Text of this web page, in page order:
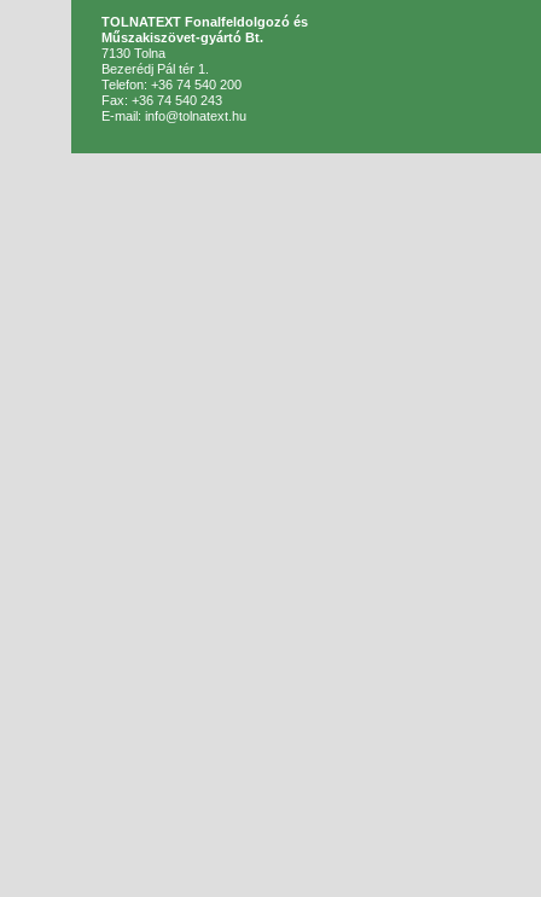
TOLNATEXT Fonalfeldolgozó és
Műszakiszövet-gyártó Bt.
7130 Tolna
Bezerédj Pál tér 1.
Telefon: +36 74 540 200
Fax: +36 74 540 243
E-mail: info@tolnatext.hu